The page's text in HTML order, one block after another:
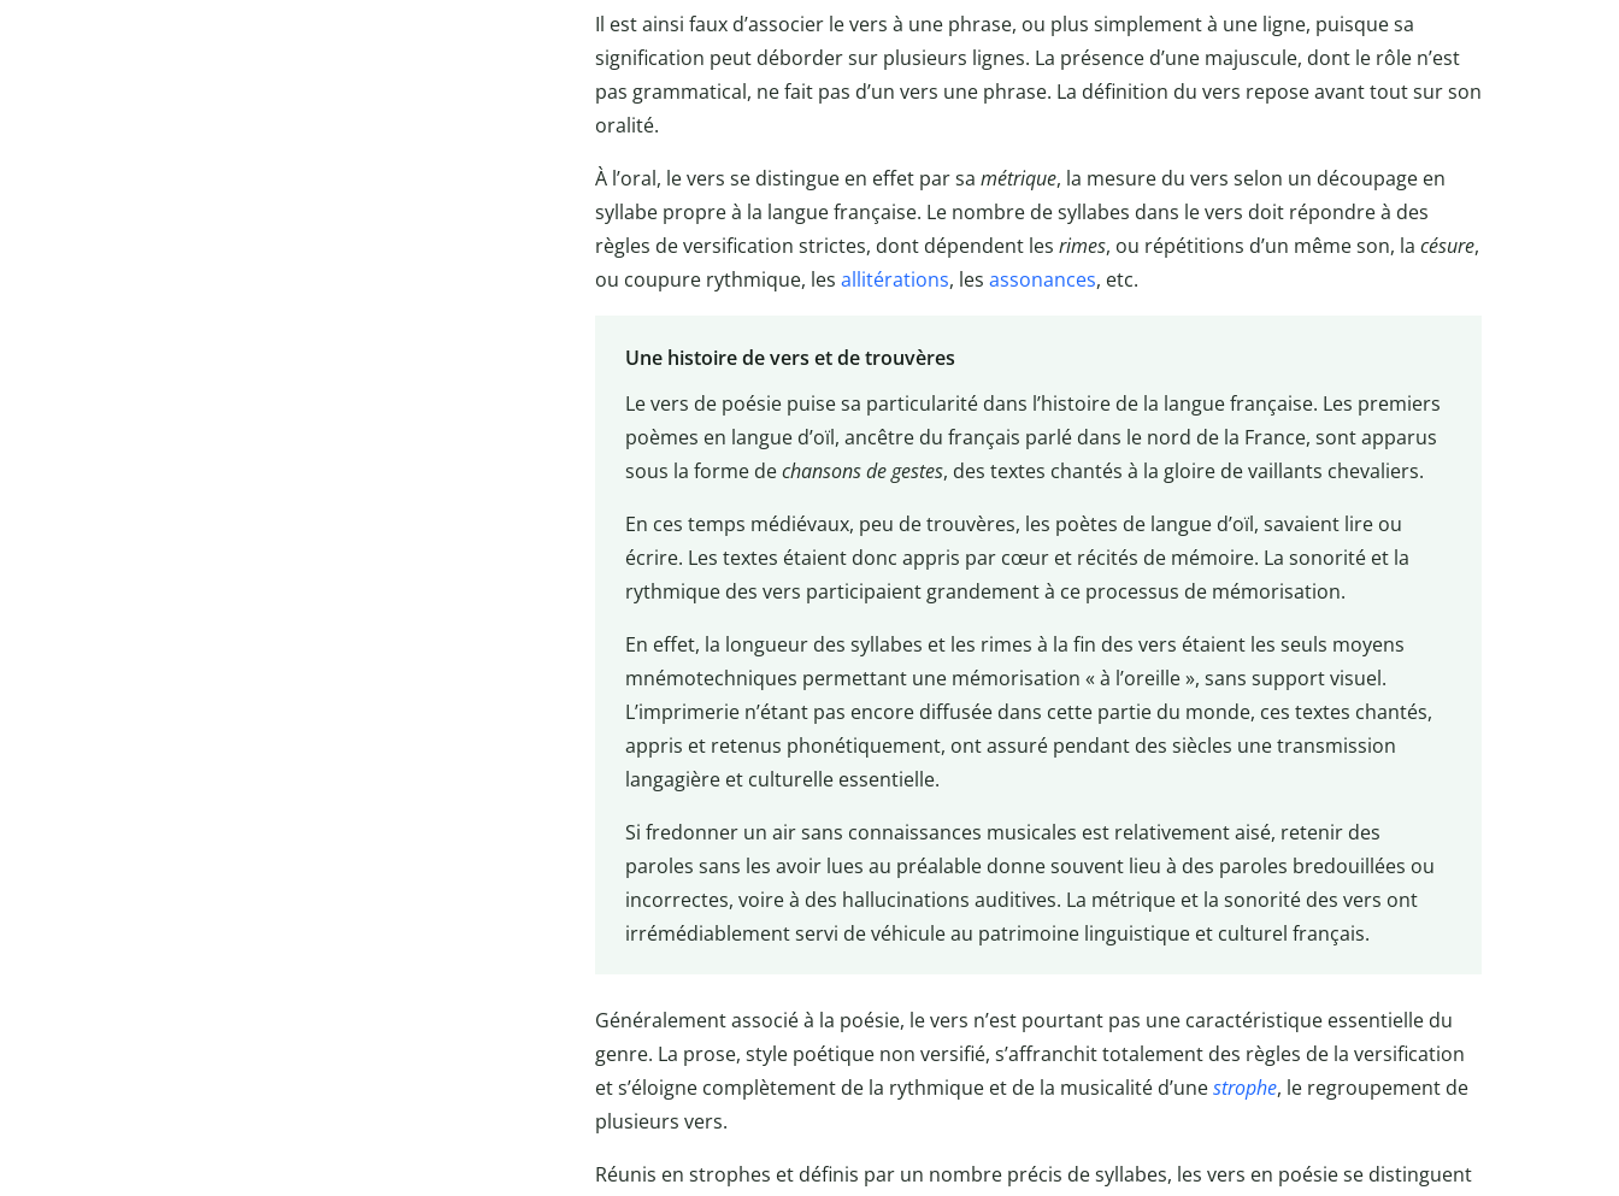
Il est ainsi faux d’associer le vers à une phrase, ou plus simplement à une ligne, puisque sa
signification peut déborder sur plusieurs lignes. La présence d’une majuscule, dont le rôle n’est
pas grammatical, ne fait pas d’un vers une phrase. La définition du vers repose avant tout sur son
oralité.
À l’oral, le vers se distingue en effet par sa métrique, la mesure du vers selon un découpage en
syllabe propre à la langue française. Le nombre de syllabes dans le vers doit répondre à des
règles de versification strictes, dont dépendent les rimes, ou répétitions d’un même son, la césure,
ou coupure rythmique, les allitérations, les assonances, etc.
Une histoire de vers et de trouvères
Le vers de poésie puise sa particularité dans l’histoire de la langue française. Les premiers
poèmes en langue d’oïl, ancêtre du français parlé dans le nord de la France, sont apparus
sous la forme dechansons de gestes, des textes chantés à la gloire de vaillants chevaliers.
En ces temps médiévaux, peu de trouvères, les poètes de langue d’oïl, savaient lire ou
écrire. Les textes étaient donc appris par cœur et récités de mémoire. La sonorité et la
rythmique des vers participaient grandement à ce processus de mémorisation.
En effet, la longueur des syllabes et les rimes à la fin des vers étaient les seuls moyens
mnémotechniques permettant une mémorisation « à l’oreille », sans support visuel.
L’imprimerie n’étant pas encore diffusée dans cette partie du monde, ces textes chantés,
appris et retenus phonétiquement, ont assuré pendant des siècles une transmission
langagière et culturelle essentielle.
Si fredonner un air sans connaissances musicales est relativement aisé, retenir des
paroles sans les avoir lues au préalable donne souvent lieu à des paroles bredouillées ou
incorrectes, voire à des hallucinations auditives. La métrique et la sonorité des vers ont
irrémédiablement servi de véhicule au patrimoine linguistique et culturel français.
Généralement associé à la poésie, le vers n’est pourtant pas une caractéristique essentielle du
genre. La prose, style poétique non versifié, s’affranchit totalement des règles de la versification
et s’éloigne complètement de la rythmique et de la musicalité d’unestrophe, le regroupement de
plusieurs vers.
Réunis en strophes et définis par un nombre précis de syllabes, les vers en poésie se distinguent